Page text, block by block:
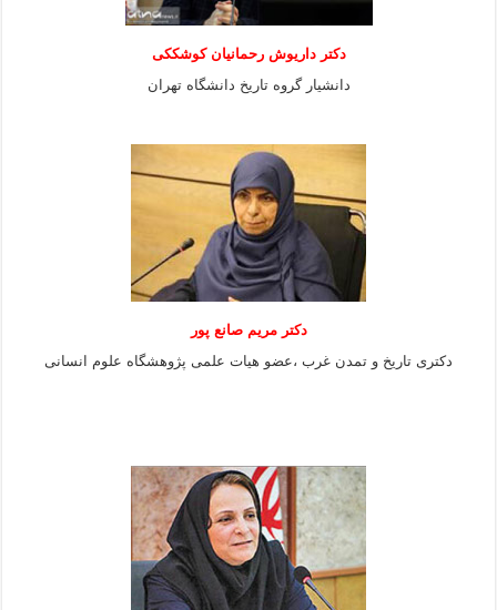
دکتر داریوش رحمانیان کوشککی
دانشیار گروه تاریخ دانشگاه تهران
دکتر مریم صانع پور
دکتری تاریخ و تمدن غرب ،عضو هیات علمی پژوهشگاه علوم
انسانی